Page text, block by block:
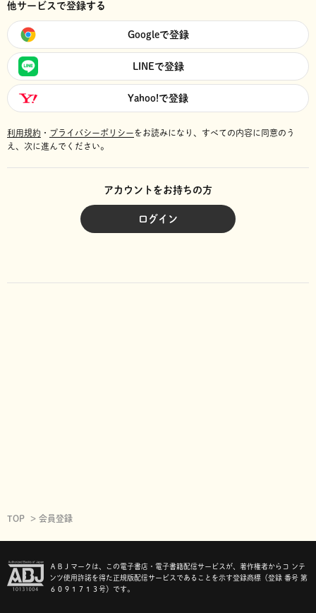
他サービスで登録する
Googleで登録
LINEで登録
Yahoo!で登録
利用規約 ・ プライバシーポリシーをお読みになり、 すべての内容に同意のう
え、次に進んでください。
アカウントをお持ちの方
ログイン
TOP 会員登録
ＡＢＪマークは、この電子書店・電子書籍配信サービスが、著作権者からコ ンテ
ンツ使用許諾を得た正規版配信サービスであることを示す登録商標（登録 番号 第
６０９１７１３号）です。